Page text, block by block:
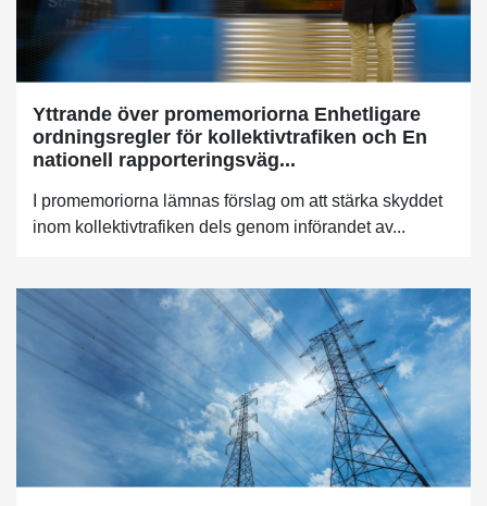
Yttrande över promemoriorna Enhetligare
ordningsregler för kollektivtrafiken och En
nationell rapporteringsväg...
I promemoriorna lämnas förslag om att stärka skyddet
inom kollektivtrafiken dels genom införandet av...